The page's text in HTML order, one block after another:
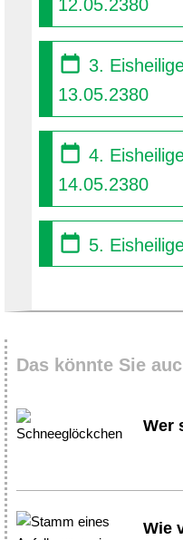
12.05.2380
3.
13.05.2380
4.
14.05.2380
5.
Das könnte Sie
Wer
Wie